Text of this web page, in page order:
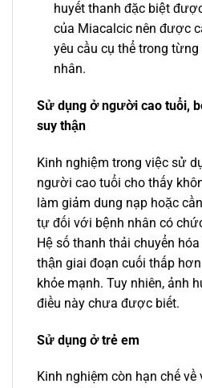
huyết thanh đặc biệt
của Miacalcic nên được
yêu cầu cụ thể trong
nhân.
Sử dụng ở người cao tuổi,
suy thận
Kinh nghiệm trong việc sử
người cao tuổi cho thấy
làm giảm dung nạp hoặc
tự đối với bệnh nhân có
Hệ số thanh thải chuyển
thận giai đoạn cuối thấp
khỏe mạnh. Tuy nhiên, ảnh
điều này chưa được biết.
Sử dụng ở trẻ em
Kinh nghiệm còn hạn chế về